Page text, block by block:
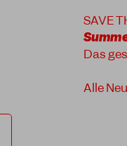
SAVE
Das
Alle